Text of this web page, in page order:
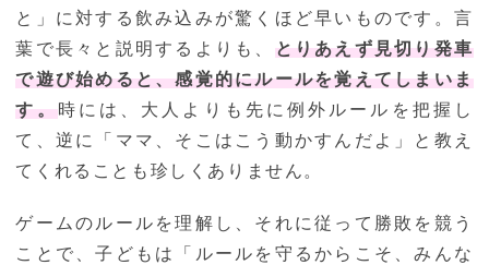
と」に対する飲み込みが驚くほど早いものです。言
葉で長々と説明するよりも、 とりあえず見切り発車
で遊び始めると、感覚的にルールを覚えてしまいま
す。時には、大人よりも先に例外ルールを把握し
て、逆に「ママ、そこはこう動かすんだよ」と教え
てくれることも珍しくありません。
ゲームのルールを理解し、それに従って勝敗を競う
ことで、子どもは「ルールを守るからこそ、みんな